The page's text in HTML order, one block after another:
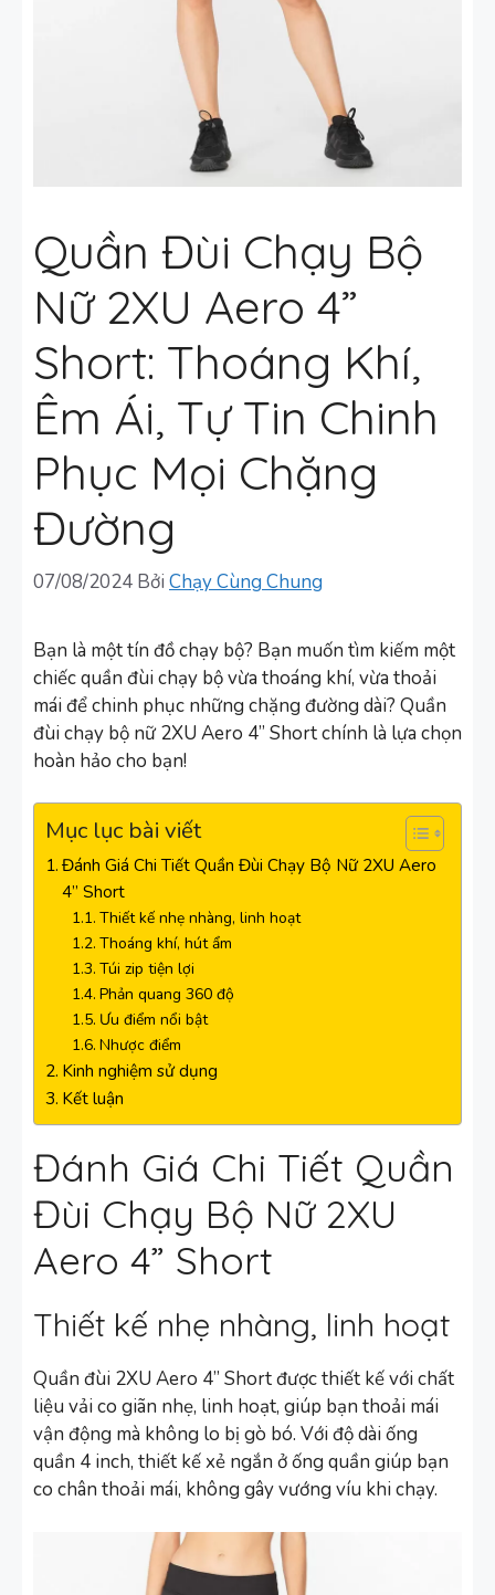
Quần Đùi Chạy Bộ
Nữ 2XU Aero 4”
Short: Thoáng Khí,
Êm Ái, Tự Tin Chinh
Phục Mọi Chặng
Đường
07/08/2024 Bởi Chạy Cùng Chung
Bạn là một tín đồ chạy bộ? Bạn muốn tìm kiếm một
chiếc quần đùi chạy bộ vừa thoáng khí, vừa thoải
mái để chinh phục những chặng đường dài? Quần
đùi chạy bộ nữ 2XU Aero 4” Short chính là lựa chọn
hoàn hảo cho bạn!
Mục lục bài viết
Đánh Giá Chi Tiết Quần Đùi Chạy Bộ Nữ 2XU Aero
4” Short
Thiết kế nhẹ nhàng, linh hoạt
Thoáng khí, hút ẩm
Túi zip tiện lợi
Phản quang 360 độ
Ưu điểm nổi bật
Nhược điểm
Kinh nghiệm sử dụng
Kết luận
Đánh Giá Chi Tiết Quần
Đùi Chạy Bộ Nữ 2XU
Aero 4” Short
Thiết kế nhẹ nhàng, linh hoạt
Quần đùi 2XU Aero 4” Short được thiết kế với chất
liệu vải co giãn nhẹ, linh hoạt, giúp bạn thoải mái
vận động mà không lo bị gò bó. Với độ dài ống
quần 4 inch, thiết kế xẻ ngắn ở ống quần giúp bạn
co chân thoải mái, không gây vướng víu khi chạy.